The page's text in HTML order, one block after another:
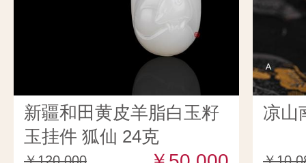
新疆和田黄皮羊脂白玉籽
玉挂件 狐仙 24克
凉山